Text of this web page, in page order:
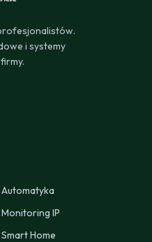
i systemy
Automatyka
Monitoring IP
Smart Home